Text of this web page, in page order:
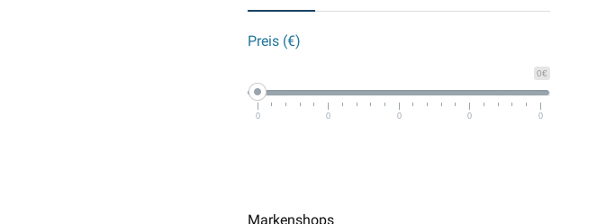
Preis (€)
0€
0 0 0 0 0
Markenshops